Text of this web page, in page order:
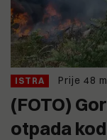
ISTRA Prije 48
(FOTO)
otpada